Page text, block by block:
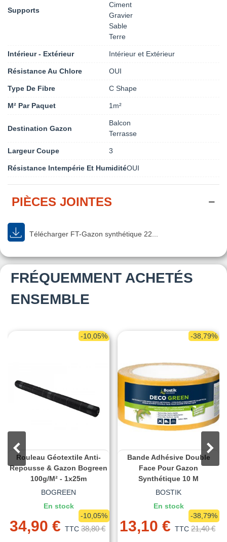
Supports
Ciment
Gravier
Sable
Terre
Intérieur - Extérieur Intérieur et Extérieur
Résistance Au Chlore OUI
Type De Fibre C Shape
M² Par Paquet 1m²
Destination Gazon
Balcon
Terrasse
Largeur Coupe 3
Résistance Intempérie Et HumiditéOUI
PIÈCES JOINTES
Télécharger FT-Gazon synthétique 22...
FRÉQUEMMENT ACHETÉS
ENSEMBLE
-10,05%
Rouleau Géotextile Anti-
Repousse & Gazon Bogreen
100g/m² - 1x25m
BOGREEN
En stock
34,90 € TTC 38,80 €
-10,05%
-38,79%
Bande Adhésive Double
Face Pour Gazon
Synthétique 10 M
BOSTIK
En stock
13,10 € TTC 21,40 €
-38,79%